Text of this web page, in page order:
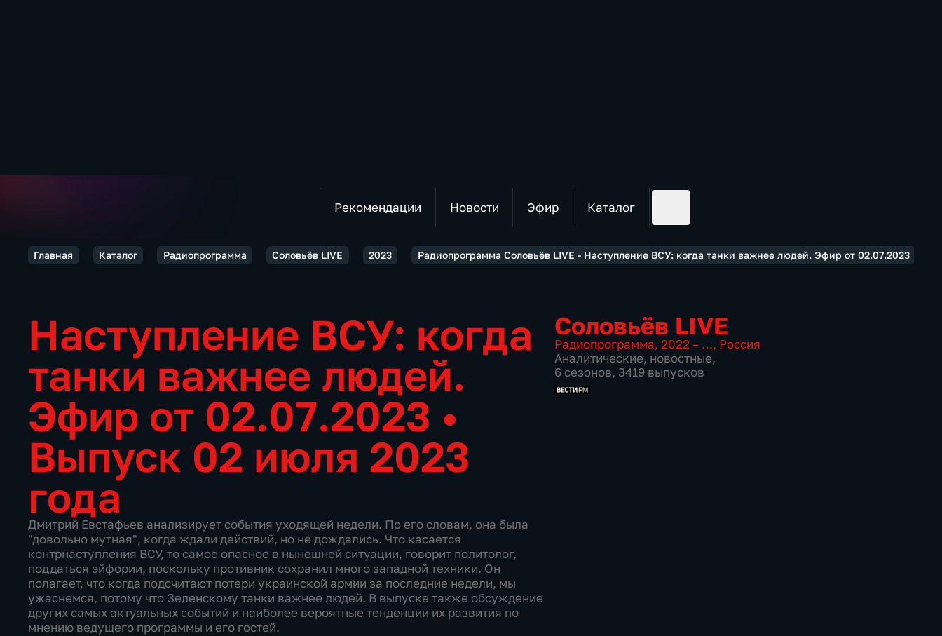
Рекомендации Новости Эфир Каталог
Главная Каталог Радиопрограмма Соловьёв LIVE 2023 Радиопрограмма Соловьёв LIVE - Наступление ВСУ: когда танки важнее людей. Эфир от 02.07.2023
Наступление ВСУ: когда
танки важнее людей.
Эфир от 02.07.2023 •
Выпуск 02 июля 2023
года
Дмитрий Евстафьев анализирует события уходящей недели. По его словам, она была
"довольно мутная", когда ждали действий, но не дождались. Что касается
контрнаступления ВСУ, то самое опасное в нынешней ситуации, говорит политолог,
поддаться эйфории, поскольку противник сохранил много западной техники. Он
полагает, что когда подсчитают потери украинской армии за последние недели, мы
ужаснемся, потому что Зеленскому танки важнее людей. В выпуске также обсуждение
других самых актуальных событий и наиболее вероятные тенденции их развития по
мнению ведущего программы и его гостей.
Соловьёв LIVE
Радиопрограмма, 2022 – …, Россия
Аналитические, новостные,
6 сезонов, 3419 выпусков